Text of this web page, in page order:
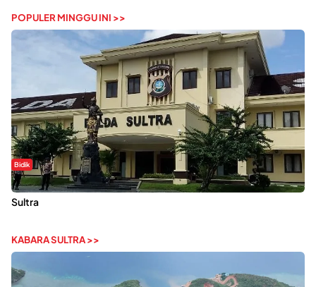
POPULER MINGGU INI >>
Bidik
Dugaan Kekerasan Seksual di UIN Kendari Dilaporkan ke Polda
Sultra
KABARA SULTRA >>